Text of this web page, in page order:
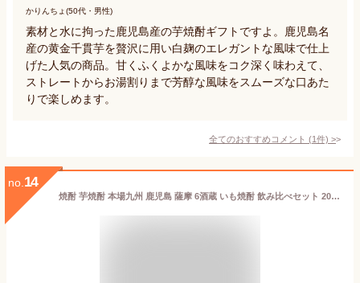
かりんちょ(50代・男性)
素材と水に拘った鹿児島産の芋焼酎ギフトですよ。鹿児島名
産の黄金千貫芋を贅沢に用い白麹のエレガントな風味で仕上
げた人気の商品。甘くふくよかな風味をコク深く味わえて、
ストレートからお湯割りまで芳醇な風味をスムーズな口あた
りで楽しめます。
全てのおすすめコメント (1件) >
no. 14
焼酎 芋焼酎 本場九州 鹿児島 薩摩 6酒蔵 いも焼酎 飲み比べセット 2023 900m 6本組 51％オフ お酒 酒 誕生日 プレゼント 父親 お父さん お祝い 内祝い 男性 人気 ギフト 家飲み 飲みくらべ 送料無料【7560円(税込)以上で送料無料】